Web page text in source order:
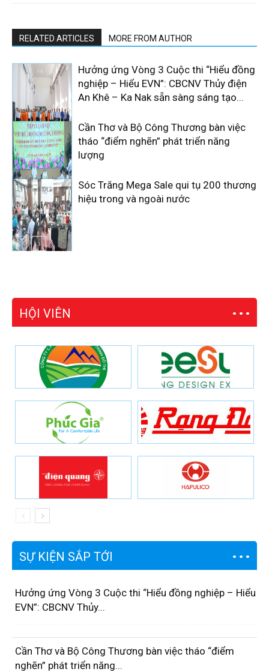
RELATED ARTICLES MORE FROM AUTHOR
Hưởng ứng Vòng 3 Cuộc thi “Hiểu đồng
nghiệp – Hiểu EVN”: CBCNV Thủy điện
An Khê – Ka Nak sẵn sàng sáng tạo...
Cần Thơ và Bộ Công Thương bàn việc
tháo “điểm nghẽn” phát triển năng
lượng
Sóc Trăng Mega Sale qui tụ 200 thương
hiệu trong và ngoài nước
HỘI VIÊN
SỰ KIỆN SẮP TỚI
Hưởng ứng Vòng 3 Cuộc thi “Hiểu đồng nghiệp – Hiểu
EVN”: CBCNV Thủy...
Cần Thơ và Bộ Công Thương bàn việc tháo “điểm
nghẽn” phát triển năng...